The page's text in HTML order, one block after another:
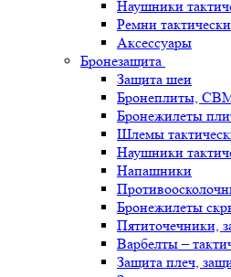
Наушники
Ремни
Аксессуары
Бронезащита
Защита шеи
Бронеплиты,
Бронежилеты
Шлемы
Наушники
Напашники
Бронежилеты
Пятиточечники,
Варбелты –
Защита плеч,